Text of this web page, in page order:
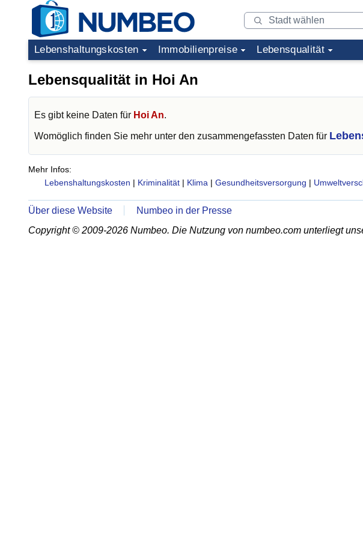
Lebenshaltungskosten Immobilienpreise Lebensqualität
Lebensqualität in Hoi An
Es gibt keine Daten für Hoi An.
Womöglich finden Sie mehr unter den zusammengefassten Daten für
Mehr Infos:
Lebenshaltungskosten | Kriminalität | Klima | Gesundheitsversorgung |
Über diese Website
Numbeo in der Presse
Copyright © 2009-2026 Numbeo. Die Nutzung von numbeo.com unterliegt